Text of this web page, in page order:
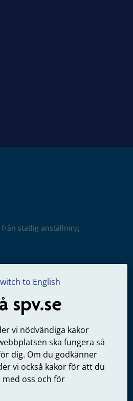
to English
spv.se
vi nödvändiga kakor
ska fungera så
dig. Om du godkänner
vi också kakor för att du
oss och för
statlig anställning
tjänstepension från statlig